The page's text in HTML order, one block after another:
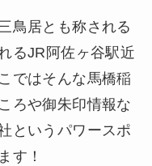
鳥居とも称される
るJR阿佐ヶ谷駅近
ではそんな馬橋稲
ろや御朱印情報な
というパワースポ
す！